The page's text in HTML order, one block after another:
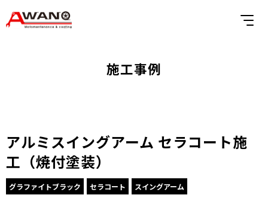
施工事例
アルミスイングアーム セラコート施
工（焼付塗装）
グラファイトブラック セラコート スイングアーム